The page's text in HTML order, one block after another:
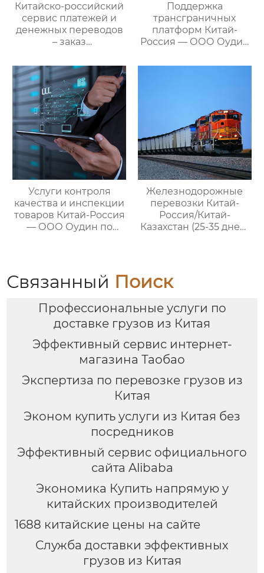
клиентов
Китайско-российский
сервис платежей и
денежных переводов
– заказ
поставок
Поддержка
трансграничных
платформ Китай-
Россия — ООО Оудин
международными
Услуги контроля
качества и инспекции
товаров Китай-Россия
— ООО Оудин по
Железнодорожные
перевозки Китай-
Россия/Китай-
Казахстан (25-35 дней)
Связанный Поиск
Профессиональные услуги по
доставке грузов из Китая
Эффективный сервис интернет-
магазина Таобао
Экспертиза по перевозке грузов из
Китая
Эконом купить услуги из Китая без
посредников
Эффективный сервис официального
сайта Alibaba
Экономика Купить напрямую у
китайских производителей
1688 китайские цены на сайте
Служба доставки эффективных
грузов из Китая